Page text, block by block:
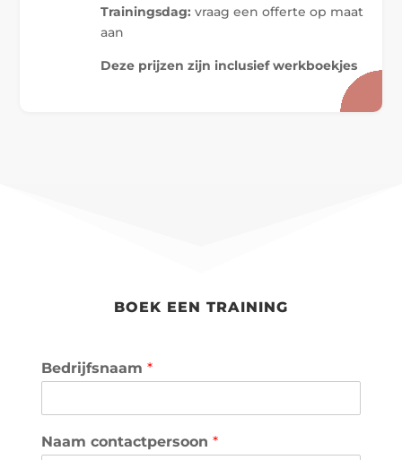
Trainingsdag: vraag een offerte op maat
aan
Deze prijzen zijn inclusief werkboekjes
BOEK EEN TRAINING
Bedrijfsnaam *
Naam contactpersoon *